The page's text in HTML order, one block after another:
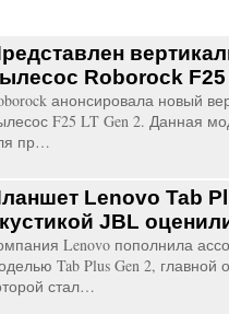
Roborock
анонсировала новый
F25 LT Gen 2. Данная
пр…
Lenovo Tab
JBL
Lenovo пополнила
Tab Plus Gen 2, главной
стал…